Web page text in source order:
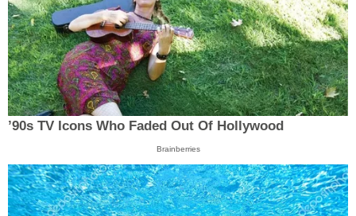
’90s TV Icons Who Faded Out Of Hollywood
Brainberries